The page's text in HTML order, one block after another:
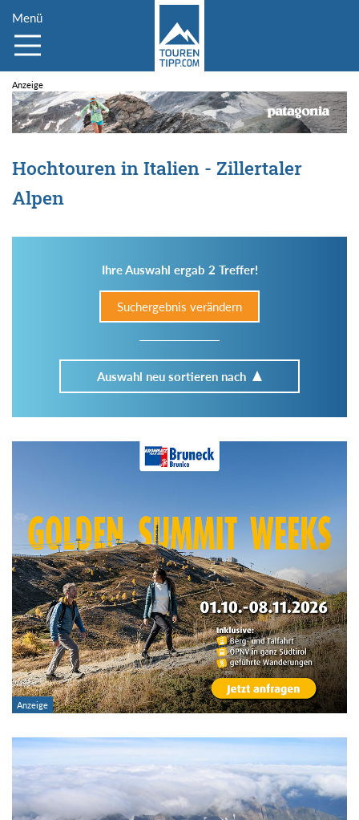
Menü
Hochtouren in Italien - Zillertaler
Alpen
Ihre Auswahl ergab 2 Treffer!
Suchergebnis verändern
Auswahl neu sortieren nach
Im Tourenarchiv suchen
Region:
Gebirge:
Art der Tour:
Schwierigkeitsgrad:
von
Kondition (Tourdauer):